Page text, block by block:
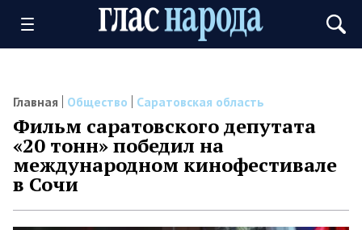
Главная Общество Саратовская область
Фильм саратовского депутата
«20 тонн» победил на
международном кинофестивале
в Сочи